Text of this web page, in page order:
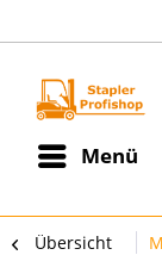
Menü
Übersicht